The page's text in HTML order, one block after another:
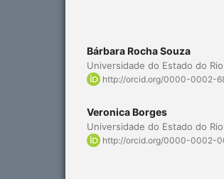
Bárbara Rocha Souza
Universidade do Estado do
http://orcid.org/0000-0002-
Veronica Borges
Universidade do Estado do
http://orcid.org/0000-0002-